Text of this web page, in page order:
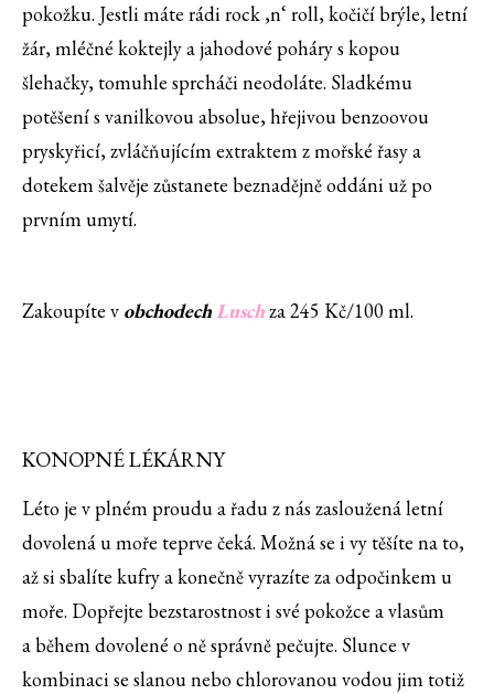
pokožku. Jestli máte rádi rock ‚n‘ roll, kočičí brýle, letní
žár, mléčné koktejly a jahodové poháry s kopou
šlehačky, tomuhle sprcháči neodoláte. Sladkému
potěšení s vanilkovou absolue, hřejivou benzoovou
pryskyřicí, zvláčňujícím extraktem z mořské řasy a
dotekem šalvěje zůstanete beznadějně oddáni už po
prvním umytí.
Zakoupíte v obchodechLuschza 245 Kč/100 ml.
KONOPNÉ LÉKÁRNY
Léto je v plném proudu a řadu z nás zasloužená letní
dovolená u moře teprve čeká. Možná se i vy těšíte na to,
až si sbalíte kufry a konečně vyrazíte za odpočinkem u
moře. Dopřejte bezstarostnost i své pokožce a vlasům
a během dovolené o ně správně pečujte. Slunce v
kombinaci se slanou nebo chlorovanou vodou jim totiž